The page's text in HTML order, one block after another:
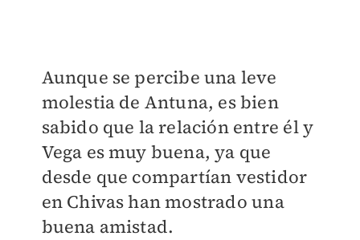
Aunque se percibe una leve
molestia de Antuna, es bien
sabido que la relación entre él y
Vega es muy buena, ya que
desde que compartían vestidor
en Chivas han mostrado una
buena amistad.